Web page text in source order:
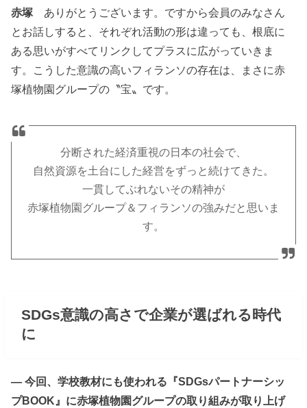
赤塚 ありがとうございます。ですから会員のみなさん
とお話しすると、それぞれ活動の形は違っても、根底に
ある思いがすべてリンクしてプラスに広がっていきま
す。こうした意識の高いフィランソの存在は、まさに赤
塚植物園グループの〝宝〟です。
分断された経済重視の日本の社会で、
自然資源を土台にした経営をずっと続けてきた。
一貫してぶれないその精神が
赤塚植物園グループ＆フィランソの強みだと思いま
す。
SDGs意識の高さで企業が選ばれる時代
に
― 今回、学校教材にも使われる『SDGsパートナーシッ
プBOOK』に赤塚植物園グループの取り組みが取り上げ